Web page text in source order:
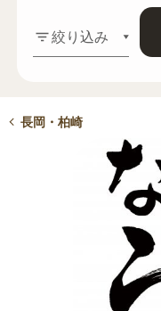
絞り込み
長岡・柏崎